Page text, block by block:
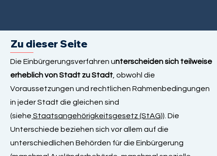
Zu dieser Seite
Die Einbürgerungsverfahren unterscheiden sich teilweise
erheblich von Stadt zu Stadt , obwohl die
Voraussetzungen und rechtlichen Rahmenbedingungen
in jeder Stadt die gleichen sind
(siehe Staatsangehörigkeitsgesetz (StAG)). Die
Unterschiede beziehen sich vor allem auf die
unterschiedlichen Behörden für die Einbürgerung